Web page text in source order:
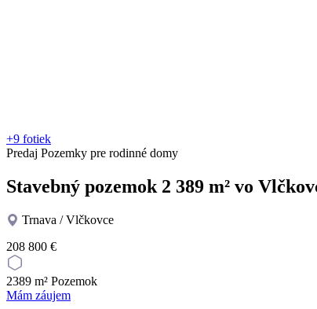
+9 fotiek
Predaj Pozemky pre rodinné domy
Stavebný pozemok 2 389 m² vo
Trnava / Vlčkovce
208 800 €
2389 m² Pozemok
Mám záujem